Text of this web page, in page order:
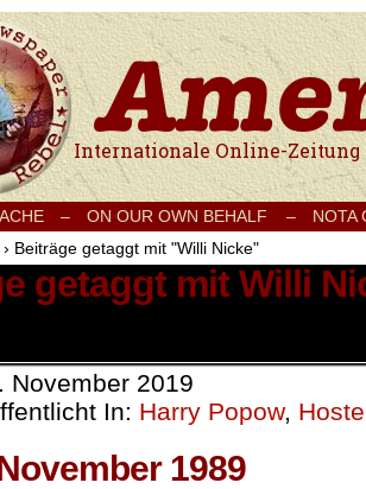
Internationale Onlinezeitung für Frieden,
– ON OUR OWN BEHALF –
NOTA
› Beiträge getaggt mit "Willi Nicke"
getaggt mit Willi
November 2019
In: Harry Popow,
1989